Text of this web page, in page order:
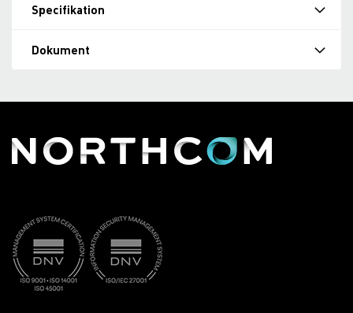
Specifikation
Dokument